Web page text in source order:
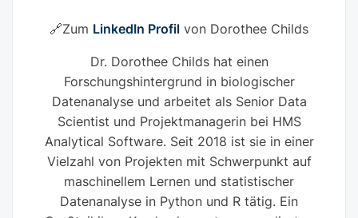
🔗Zum LinkedIn Profil von Dorothee Childs
Dr. Dorothee Childs hat einen
Forschungshintergrund in biologischer
Datenanalyse und arbeitet als Senior Data
Scientist und Projektmanagerin bei HMS
Analytical Software. Seit 2018 ist sie in einer
Vielzahl von Projekten mit Schwerpunkt auf
maschinellem Lernen und statistischer
Datenanalyse in Python und R tätig. Ein